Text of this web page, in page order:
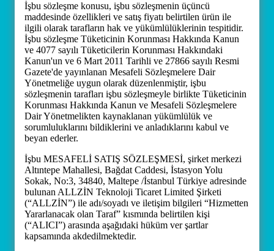
İşbu sözleşme konusu, işbu sözleşmenin üçüncü
maddesinde özellikleri ve satış fiyatı belirtilen ürün ile
ilgili olarak tarafların hak ve yükümlülüklerinin tespitidir.
İşbu sözleşme Tüketicinin Korunması Hakkında Kanun
ve 4077 sayılı Tüketicilerin Korunması Hakkındaki
Kanun'un ve 6 Mart 2011 Tarihli ve 27866 sayılı Resmi
Gazete'de yayınlanan Mesafeli Sözleşmelere Dair
Yönetmeliğe uygun olarak düzenlenmiştir, işbu
sözleşmenin tarafları işbu sözleşmeyle birlikte Tüketicinin
Korunması Hakkında Kanun ve Mesafeli Sözleşmelere
Dair Yönetmelikten kaynaklanan yükümlülük ve
sorumluluklarını bildiklerini ve anladıklarını kabul ve
beyan ederler.
İşbu MESAFELİ SATIŞ SÖZLEŞMESİ, şirket merkezi
Altıntepe Mahallesi, Bağdat Caddesi, İstasyon Yolu
Sokak, No:3, 34840, Maltepe /İstanbul Türkiye adresinde
bulunan ALLZİN Teknoloji Ticaret Limited Şirketi
(“ALLZİN”) ile adı/soyadı ve iletişim bilgileri “Hizmetten
Yararlanacak olan Taraf” kısmında belirtilen kişi
(“ALICI”) arasında aşağıdaki hüküm ver şartlar
kapsamında akdedilmektedir.